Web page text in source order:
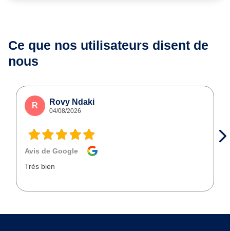
Ce que nos utilisateurs disent de
nous
R Rovy Ndaki
04/08/2026
Avis de Google
Très bien